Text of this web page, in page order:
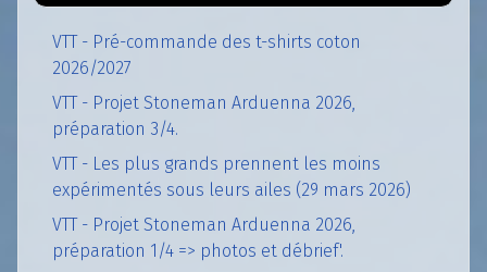
VTT - Pré-commande des t-shirts coton
2026/2027
VTT - Projet Stoneman Arduenna 2026,
préparation 3/4.
VTT - Les plus grands prennent les moins
expérimentés sous leurs ailes (29 mars 2026)
VTT - Projet Stoneman Arduenna 2026,
préparation 1/4 => photos et débrief'.